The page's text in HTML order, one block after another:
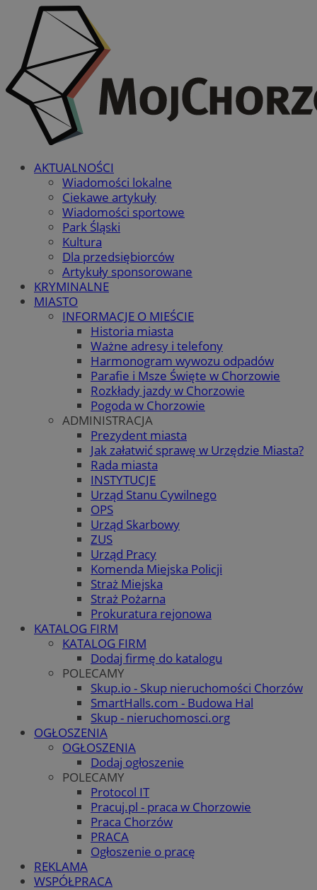
AKTUALNOŚCI
Wiadomości lokalne
Ciekawe artykuły
Wiadomości sportowe
Park Śląski
Kultura
Dla przedsiębiorców
Artykuły sponsorowane
KRYMINALNE
MIASTO
INFORMACJE O MIEŚCIE
Historia miasta
Ważne adresy i telefony
Harmonogram wywozu odpadów
Parafie i Msze Święte w Chorzowie
Rozkłady jazdy w Chorzowie
Pogoda w Chorzowie
ADMINISTRACJA
Prezydent miasta
Jak załatwić sprawę w Urzędzie Miasta?
Rada miasta
INSTYTUCJE
Urząd Stanu Cywilnego
OPS
Urząd Skarbowy
ZUS
Urząd Pracy
Komenda Miejska Policji
Straż Miejska
Straż Pożarna
Prokuratura rejonowa
KATALOG FIRM
KATALOG FIRM
Dodaj firmę do katalogu
POLECAMY
Skup.io - Skup nieruchomości Chorzów
SmartHalls.com - Budowa Hal
Skup - nieruchomosci.org
OGŁOSZENIA
OGŁOSZENIA
Dodaj ogłoszenie
POLECAMY
Protocol IT
Pracuj.pl - praca w Chorzowie
Praca Chorzów
PRACA
Ogłoszenie o pracę
REKLAMA
WSPÓŁPRACA